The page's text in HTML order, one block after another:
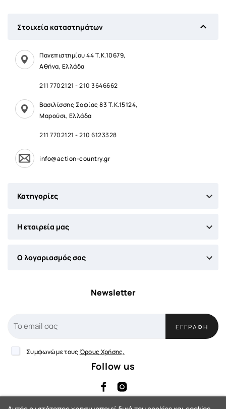
Στοιχεία καταστημάτων 
Πανεπιστημίου 44 Τ.Κ.10679,
Αθήνα, Ελλάδα
211 7702121 -210 3646662
Βασιλίσσης Σοφίας 83 Τ.Κ.15124,
Μαρούσι, Ελλάδα
211 7702121 -210 6123328
info@action-country.gr
Κατηγορίες 
Η εταιρεία μας 
Ο λογαριασμός σας 
Newsletter
ΕΓΓΡΑΦΉ
Συμφωνώ με τους Όρους Χρήσης.
Follow us